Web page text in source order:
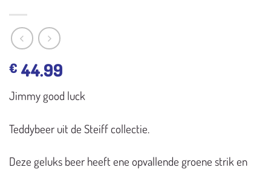
€ 44.99
Jimmy good luck
Teddybeer uit de Steiff collectie.
Deze geluks beer heeft ene opvallende groene strik en